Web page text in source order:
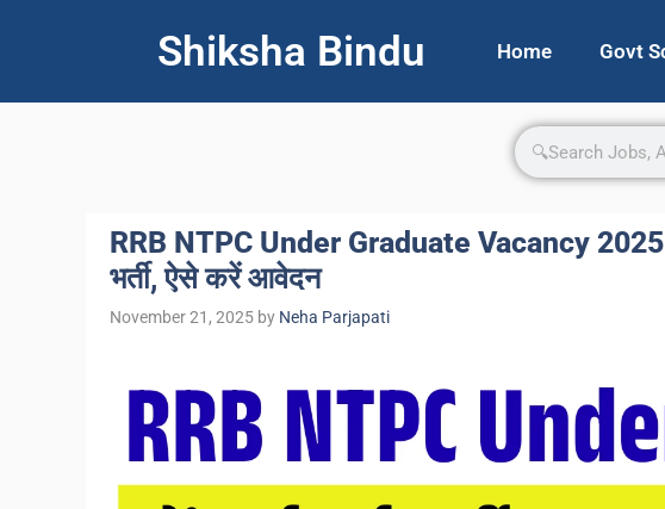
Shiksha Bindu Home Govt
RRB NTPC Under Graduate Vacancy
भर्ती, ऐसे करें आवेदन
November 21, 2025 by Neha Parjapati